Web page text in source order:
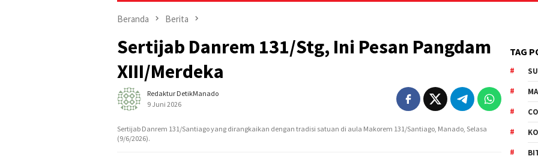
Beranda Berita
Sertijab Danrem 131/Stg, Ini Pesan Pangdam
XIII/Merdeka
Redaktur DetikManado
9 Juni 2026
Sertijab Danrem 131/Santiago yang dirangkaikan dengan tradisi satuan di aula Makorem 131/Santiago, Manado, Selasa
(9/6/2026).
TAG